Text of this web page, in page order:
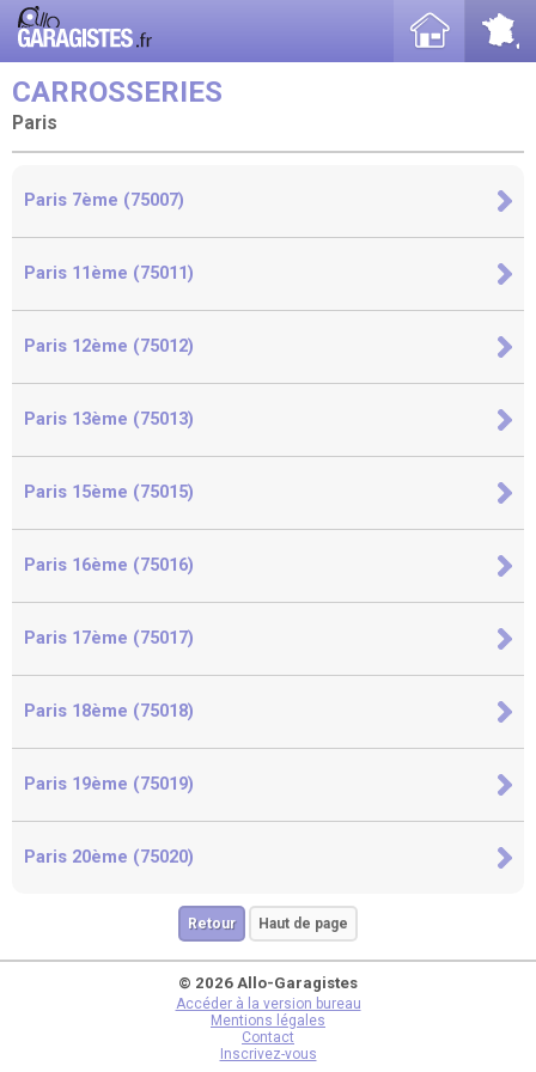
CARROSSERIES
Paris
Paris 7ème (75007)
Paris 11ème (75011)
Paris 12ème (75012)
Paris 13ème (75013)
Paris 15ème (75015)
Paris 16ème (75016)
Paris 17ème (75017)
Paris 18ème (75018)
Paris 19ème (75019)
Paris 20ème (75020)
Retour Haut de page
© 2026 Allo-Garagistes
Accéder à la version bureau
Mentions légales
Contact
Inscrivez-vous